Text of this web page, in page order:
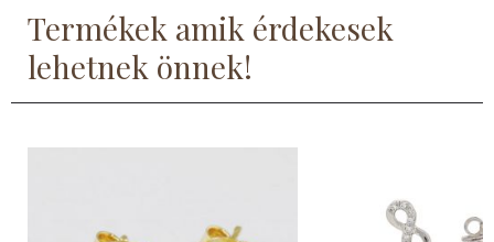
Termékek amik érdekesek
lehetnek önnek!